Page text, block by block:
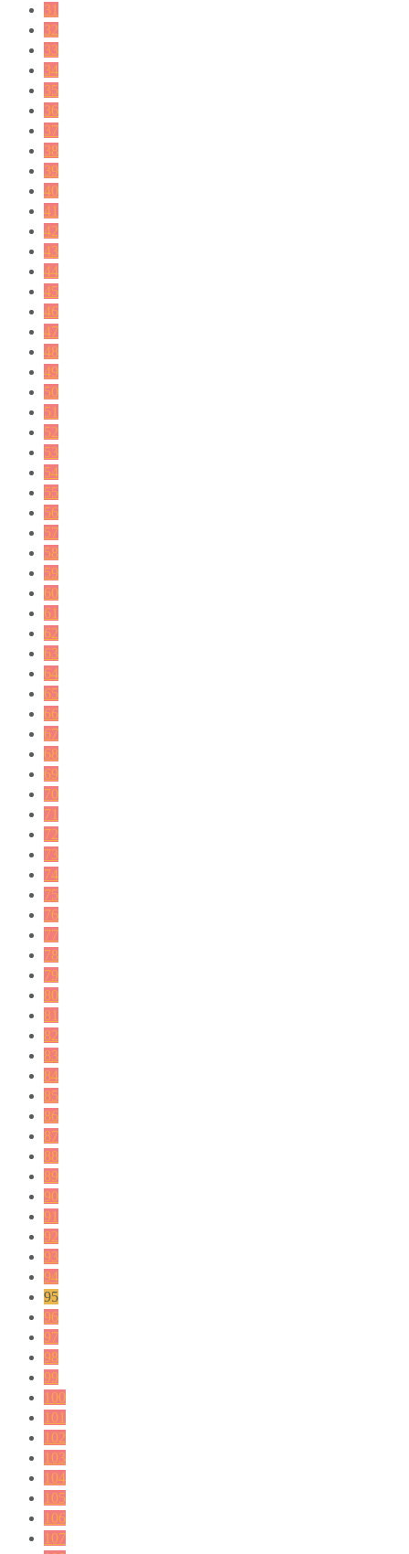
31
32
33
34
35
36
37
38
39
40
41
42
43
44
45
46
47
48
49
50
51
52
53
54
55
56
57
58
59
60
61
62
63
64
65
66
67
68
69
70
71
72
73
74
75
76
77
78
79
80
81
82
83
84
85
86
87
88
89
90
91
92
93
94
95
96
97
98
99
100
101
102
103
104
105
106
107